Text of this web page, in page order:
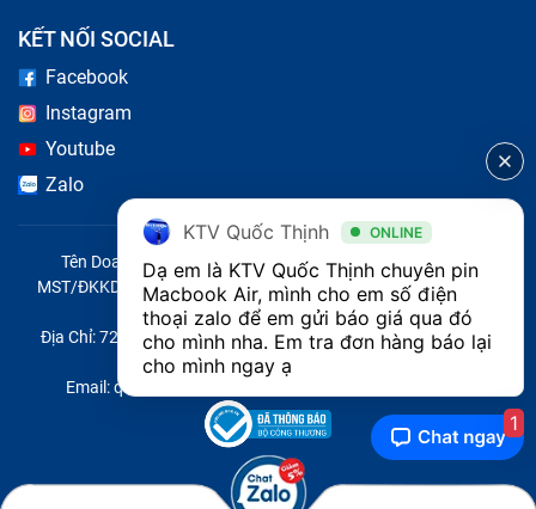
KẾT NỐI SOCIAL
Facebook
Instagram
Youtube
Zalo
Tên Doanh Nghiệp: CÔNG TY TNHH CITY ONE VIỆT NAM
MST/ĐKKD/QĐTL: 0316569346 do sở KHĐT TP.HCM cấp ngày
14/04/2023
Địa Chỉ: 721 Trường Chinh, Phường Tây Thạnh, Quận Tân Phú,
Thành phố Hồ Chí Minh, Việt Nam
Email: quoc@baohanhone.com | Điện Thoại: 18001236
KTV Quốc Thịnh ONLINE
Dạ em là KTV Quốc Thịnh chuyên pin
Macbook Air, mình cho em số điện
thoại zalo để em gửi báo giá qua đó
cho mình nha. Em tra đơn hàng báo lại
cho mình ngay ạ
1